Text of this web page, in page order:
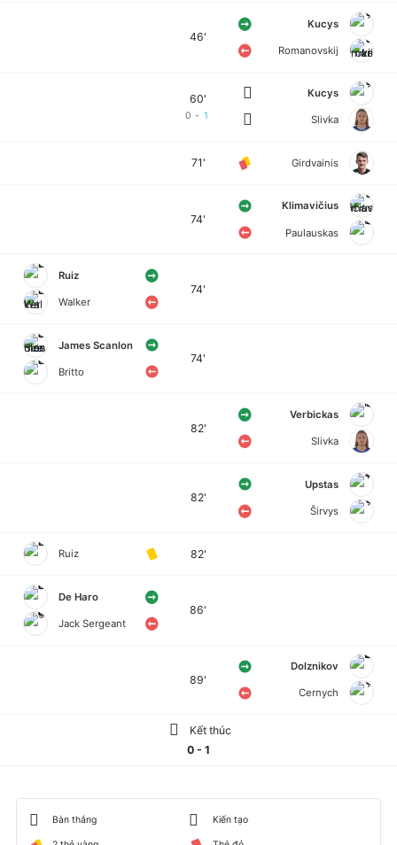
46'
Kucys
Romanovskij
60'
0- 1
Kucys
Slivka
71' Girdvainis
74'
Klimavičius
Paulauskas
Ruiz
Walker
74'
James Scanlon
Britto
74'
82'
Verbickas
Slivka
82'
Upstas
Širvys
Ruiz 82'
De Haro
Jack Sergeant
86'
89'
Dolznikov
Cernych
Kết thúc
0 - 1
Bàn thắng Kiến tạo